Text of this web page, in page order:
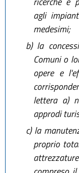
agli
medesimi;
b)la
Comuni o
opere e
lettera a)
approdi
c)la
proprio